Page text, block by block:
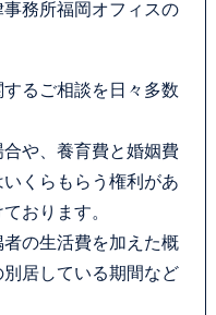
務所福岡オフィスの
るご相談を日々多数
や、養育費と婚姻費
くらもらう権利があ
おります。
の生活費を加えた概
居している期間など